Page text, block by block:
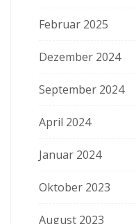
Februar 2025
Dezember 2024
September 2024
April 2024
Januar 2024
Oktober 2023
August 2023